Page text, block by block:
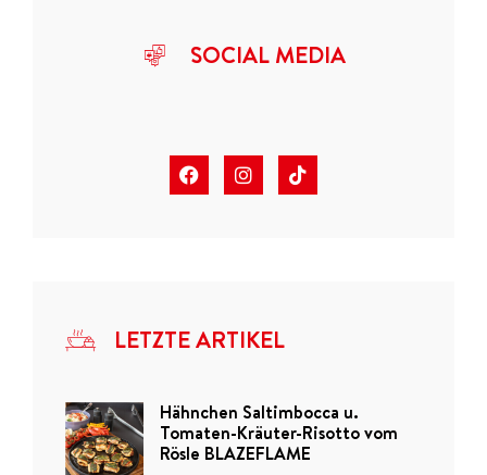
SOCIAL MEDIA
LETZTE ARTIKEL
Hähnchen Saltimbocca u.
Tomaten-Kräuter-Risotto vom
Rösle BLAZEFLAME